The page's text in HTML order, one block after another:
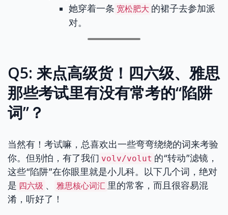
她穿着一条 宽松肥大 的裙子去参加派
对。
Q5: 来点高级货！四六级、雅思
那些考试里有没有常考的“陷阱
词”？
当然有！考试嘛，总喜欢出一些弯弯绕绕的词来考验
你。但别怕，有了我们 volv/volut 的“转动”滤镜，
这些“陷阱”在你眼里就是小儿科。以下几个词，绝对
是 四六级 、 雅思核心词汇 里的常客，而且很容易混
淆，听好了！